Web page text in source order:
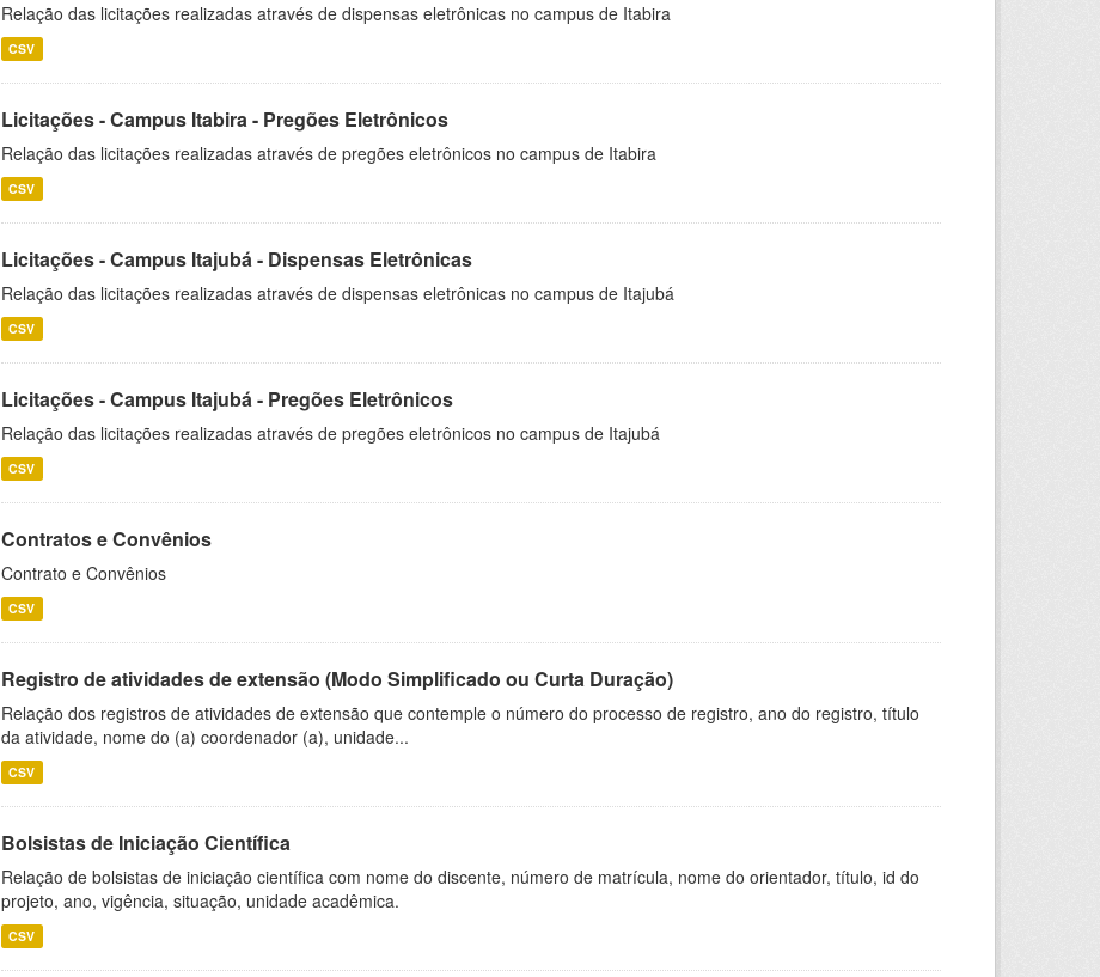
Relação das licitações realizadas através de dispensas eletrônicas no campus de Itabira
CSV
Licitações - Campus Itabira - Pregões Eletrônicos
Relação das licitações realizadas através de pregões eletrônicos no campus de Itabira
CSV
Licitações - Campus Itajubá - Dispensas Eletrônicas
Relação das licitações realizadas através de dispensas eletrônicas no campus de Itajubá
CSV
Licitações - Campus Itajubá - Pregões Eletrônicos
Relação das licitações realizadas através de pregões eletrônicos no campus de Itajubá
CSV
Contratos e Convênios
Contrato e Convênios
CSV
Registro de atividades de extensão (Modo Simplificado ou Curta Duração)
Relação dos registros de atividades de extensão que contemple o número do processo de registro, ano do registro, título
da atividade, nome do (a) coordenador (a), unidade...
CSV
Bolsistas de Iniciação Científica
Relação de bolsistas de iniciação científica com nome do discente, número de matrícula, nome do orientador, título, id do
projeto, ano, vigência, situação, unidade acadêmica.
CSV